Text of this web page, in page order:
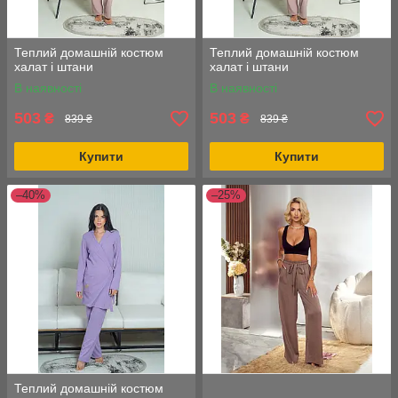
Теплий домашній костюм
халат і штани
В наявності
503 ₴ 839 ₴
Купити
Теплий домашній костюм
халат і штани
В наявності
503 ₴ 839 ₴
Купити
–40%
Теплий домашній костюм
–25%